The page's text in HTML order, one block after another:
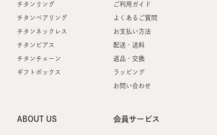
チタンリング
チタンペアリング
チタンネックレス
チタンピアス
チタンチェーン
ギフトボックス
ご利用ガイド
よくあるご質問
お支払い方法
配送・送料
返品・交換
ラッピング
お問い合わせ
ABOUT US 会員サービス